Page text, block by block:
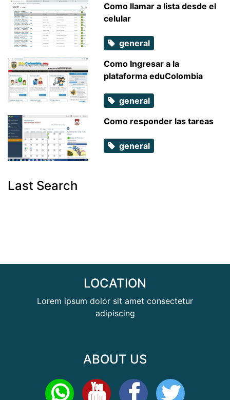
Como llamar a lista desde el
celular
general
Como Ingresar a la
plataforma eduColombia
general
Como responder las tareas
general
Last Search
LOCATION
Lorem ipsum dolor sit amet consectetur
adipiscing
ABOUT US